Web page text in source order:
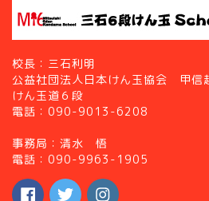
校長：三石利明
公益社団法人日本けん玉協会 甲信
けん玉道６段
電話：090-9013-6208
事務局：清水 悟
電話：090-9963-1905